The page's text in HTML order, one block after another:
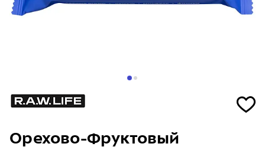
Орехово-Фруктовый